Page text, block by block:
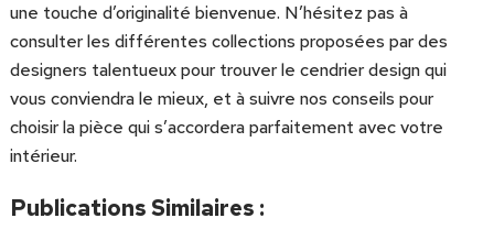
une touche d’originalité bienvenue. N’hésitez pas à
consulter les différentes collections proposées par des
designers talentueux pour trouver le cendrier design qui
vous conviendra le mieux, et à suivre nos conseils pour
choisir la pièce qui s’accordera parfaitement avec votre
intérieur.
Publications Similaires :